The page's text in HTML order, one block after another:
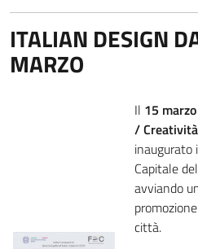
ITALIAN DESIGN
MARZO
Il 15
/
inaugurato
Capitale
avviando
città.